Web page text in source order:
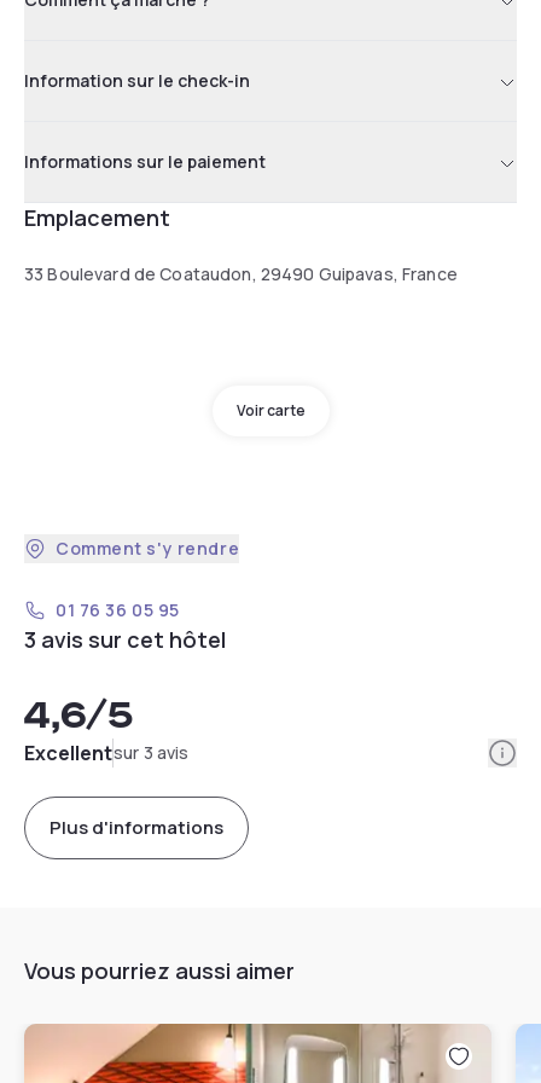
Information sur le check-in
Informations sur le paiement
Emplacement
33 Boulevard de Coataudon, 29490 Guipavas, France
Voir carte
Comment s'y rendre
01 76 36 05 95
3 avis sur cet hôtel
4,6/5
Excellentsur 3 avis
Plus d'informations
Vous pourriez aussi aimer